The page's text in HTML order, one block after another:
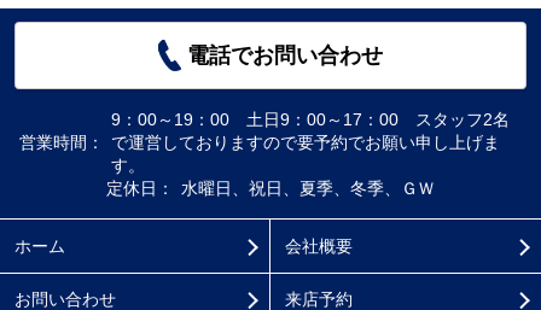
電話でお問い合わせ
営業時間：
9：00～19：00 土日9：00～17：00 スタッフ2名
で運営しておりますので要予約でお願い申し上げま
す。
定休日：
水曜日、祝日、夏季、冬季、ＧＷ
ホーム 会社概要
お問い合わせ 来店予約